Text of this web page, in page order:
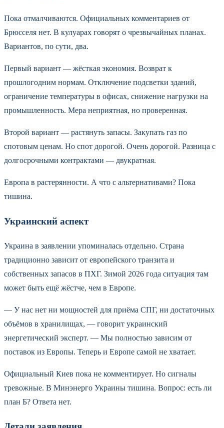
Пока отмалчиваются. Официальных комментариев от
Брюсселя нет. В кулуарах говорят о чрезвычайных планах.
Вариантов, по сути, два.
Первый вариант — жёсткая экономия. Возврат к
прошлогодним нормам. Отключение подсветки зданий,
ограничение температуры в офисах, снижение нагрузки на
промышленность. Мера неприятная, но проверенная.
Второй вариант — растянуть запасы. Закупать газ по
спотовым ценам. Но спот дорогой. Очень дорогой. Разница с
долгосрочными контрактами — двукратная.
Европа в растерянности. А что с альтернативами? Пока
тишина.
Украинский аспект
Украина в заявлении упоминалась отдельно. Страна
традиционно зависит от европейского транзита и
собственных запасов в ПХГ. Зимой 2026 года ситуация там
может быть ещё жёстче, чем в Европе.
— У нас нет ни мощностей для приёма СПГ, ни достаточных
объёмов в хранилищах, — говорит украинский
энергетический эксперт. — Мы полностью зависим от
поставок из Европы. Теперь и Европе самой не хватает.
Официальный Киев пока не комментирует. Но сигналы
тревожные. В Минэнерго Украины тишина. Вопрос: есть ли
план Б? Ответа нет.